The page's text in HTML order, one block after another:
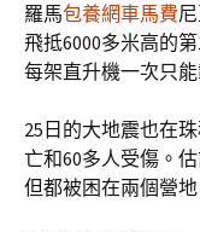
羅馬包養網車馬費
飛抵6000多米高的
每架直升機一次只
25日的大地震也在
亡和60多人受傷。
但都被困在兩個營地